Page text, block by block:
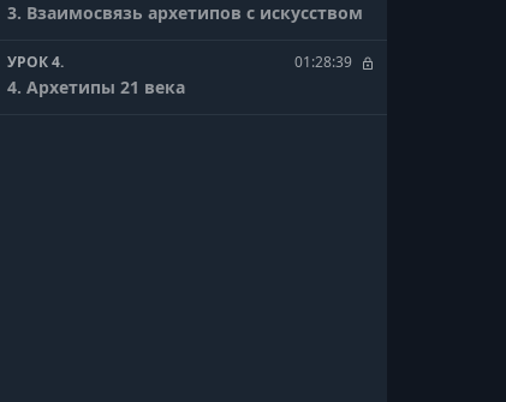
3. Взаимосвязь архетипов с искусством
УРОК 4. 01:28:39
4. Архетипы 21 века